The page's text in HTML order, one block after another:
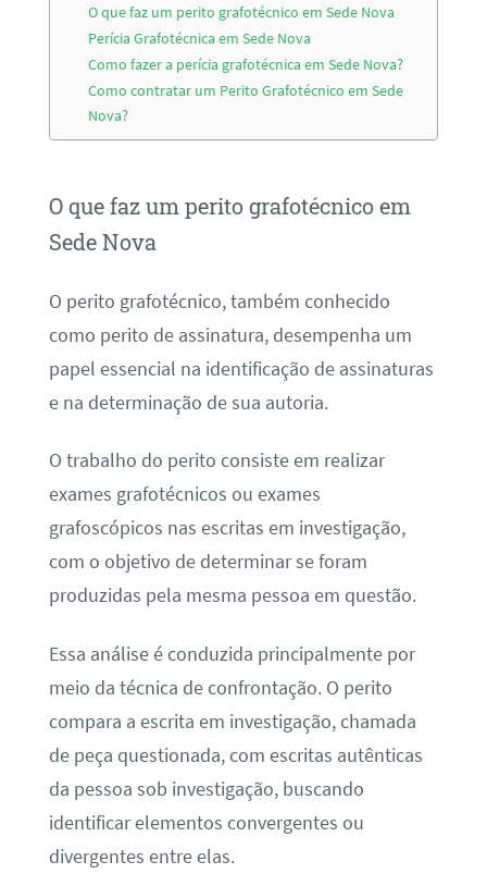
O que faz um perito grafotécnico em Sede Nova
Perícia Grafotécnica em Sede Nova
Como fazer a perícia grafotécnica em Sede Nova?
Como contratar um Perito Grafotécnico em Sede
Nova?
O que faz um perito grafotécnico em
Sede Nova
O perito grafotécnico, também conhecido
como perito de assinatura, desempenha um
papel essencial na identificação de assinaturas
e na determinação de sua autoria.
O trabalho do perito consiste em realizar
exames grafotécnicos ou exames
grafoscópicos nas escritas em investigação,
com o objetivo de determinar se foram
produzidas pela mesma pessoa em questão.
Essa análise é conduzida principalmente por
meio da técnica de confrontação. O perito
compara a escrita em investigação, chamada
de peça questionada, com escritas autênticas
da pessoa sob investigação, buscando
identificar elementos convergentes ou
divergentes entre elas.